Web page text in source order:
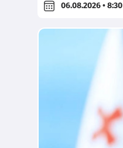
06.08.2026 • 8:30